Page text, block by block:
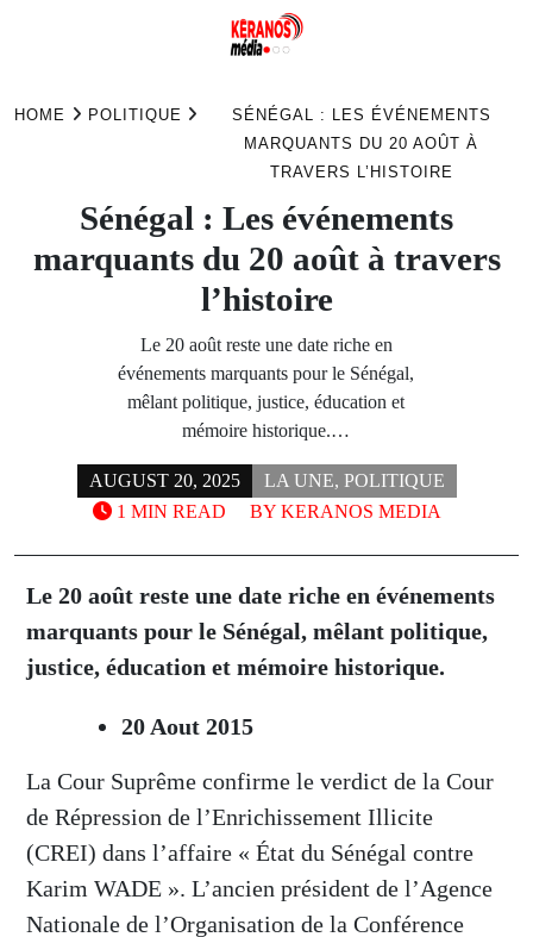
HOME POLITIQUE
SÉNÉGAL : LES ÉVÉNEMENTS
MARQUANTS DU 20 AOÛT À
TRAVERS L’HISTOIRE
Sénégal : Les événements
marquants du 20 août à travers
l’histoire
Le 20 août reste une date riche en
événements marquants pour le Sénégal,
mêlant politique, justice, éducation et
mémoire historique.…
AUGUST 20, 2025 LA UNE, POLITIQUE
BY KERANOS MEDIA
1 MIN READ
Le 20 août reste une date riche en événements
marquants pour le Sénégal, mêlant politique,
justice, éducation et mémoire historique.
20 Aout 2015
La Cour Suprême confirme le verdict de la Cour
de Répression de l’Enrichissement Illicite
(CREI) dans l’affaire « État du Sénégal contre
Karim WADE ». L’ancien président de l’Agence
Nationale de l’Organisation de la Conférence